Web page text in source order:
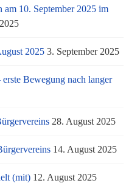
10. September 2025 im
2025 3. September 2025
Bewegung nach langer
28. August 2025
14. August 2025
(mit) 12. August 2025